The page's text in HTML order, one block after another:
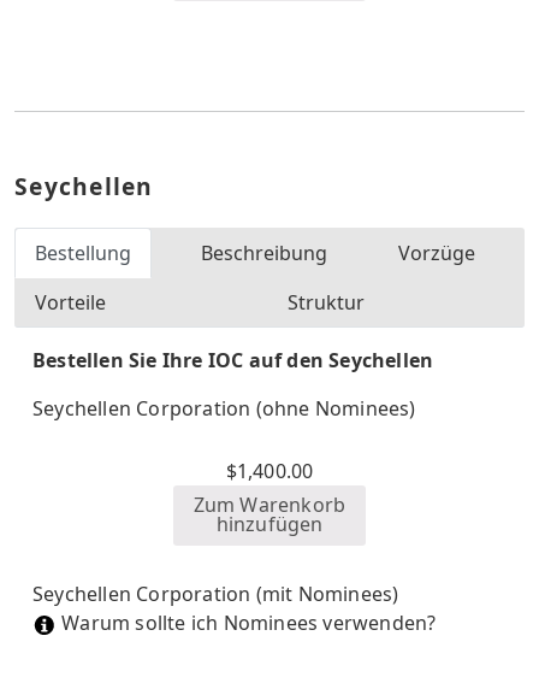
Seychellen
Bestellung Beschreibung
Vorzüge
Vorteile
Struktur
Bestellen Sie Ihre IOC auf den Seychellen
Seychellen Corporation (ohne Nominees)
$1,400.00
Zum Warenkorb
hinzufügen
Seychellen Corporation (mit Nominees)
Warum sollte ich Nominees verwenden?